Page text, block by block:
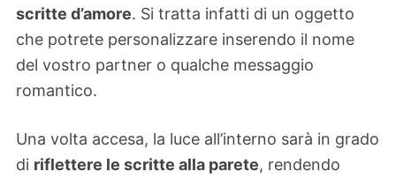
scritte d’amore. Si tratta infatti di un oggetto
che potrete personalizzare inserendo il nome
del vostro partner o qualche messaggio
romantico.
Una volta accesa, la luce all’interno sarà in grado
di riflettere le scritte alla parete, rendendo